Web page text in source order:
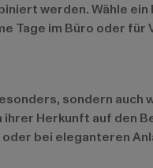
werden. Wähle
Tage im Büro oder
sondern
Herkunft auf
bei eleganteren